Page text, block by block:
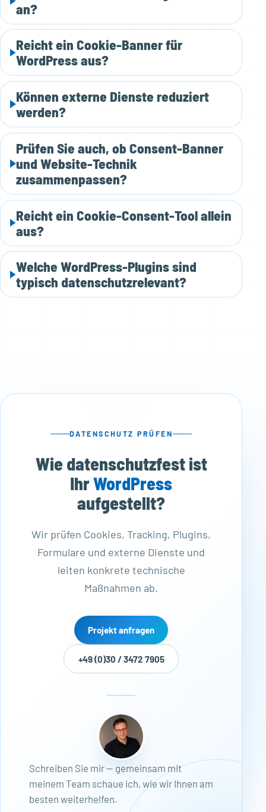
an?
Reicht ein Cookie-Banner für
WordPress aus?
Können externe Dienste reduziert
werden?
Prüfen Sie auch, ob Consent-Banner
und Website-Technik
zusammenpassen?
Reicht ein Cookie-Consent-Tool allein
aus?
Welche WordPress-Plugins sind
typisch datenschutzrelevant?
DATENSCHUTZ PRÜFEN
Wie datenschutzfest ist
IhrWordPress
aufgestellt?
Wir prüfen Cookies, Tracking, Plugins,
Formulare und externe Dienste und
leiten konkrete technische
Maßnahmen ab.
Projekt anfragen
+49 (0)30 / 3472 7905
Schreiben Sie mir — gemeinsam mit
meinem Team schaue ich, wie wir Ihnen am
besten weiterhelfen.